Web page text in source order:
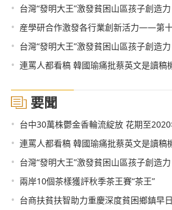
• 台灣“發明大王”激發貧困山區孩子創造力
• 産學研合作激發各行業創新活力——第十三屆中國
• 台灣“發明大王”激發貧困山區孩子創造力
• 連罵人都看稿 韓國瑜痛批蔡英文是讀稿
要聞
• 台中30萬株鬱金香輪流綻放 花期至
• 連罵人都看稿 韓國瑜痛批蔡英文是讀稿
• 台灣“發明大王”激發貧困山區孩子創造力
• 兩岸10個茶樣獲評秋季茶王賽“茶王”
• 台商扶貧扶智助力重慶深度貧困鄉鎮早